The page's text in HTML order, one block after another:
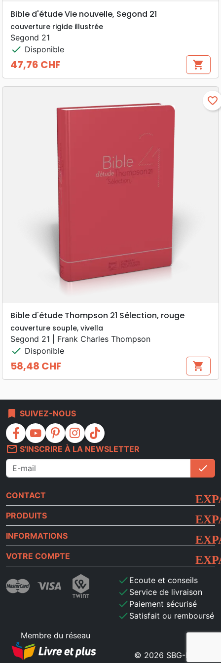
Bible d'étude Vie nouvelle, Segond 21
couverture rigide illustrée
Segond 21
check Disponible
Prix
47,76 CHF shopping_cart
favorite_border
Bible d'étude Thompson 21 Sélection, rouge
couverture souple, vivella
Segond 21 | Frank Charles Thompson
check Disponible
Prix
58,48 CHF shopping_cart
bookmark SUIVEZ-NOUS
facebook youtube pinterest instagram
tiktok
mail_outline S'INSCRIRE À LA NEWSLETTER
check
CONTACT
PRODUITS
INFORMATIONS
VOTRE COMPTE
check Ecoute et conseils
check Service de livraison
check Paiement sécurisé
check Satisfait ou remboursé
Membre du réseau
© 2026 SBG-MB